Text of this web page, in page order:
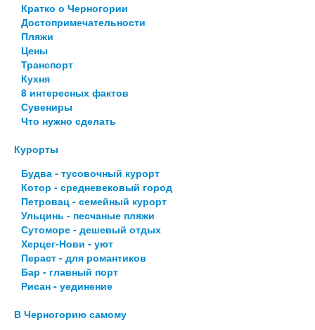
Кратко о Черногории
Достопримечательности
Пляжи
Цены
Транспорт
Кухня
8 интересных фактов
Сувениры
Что нужно сделать
Курорты
Будва - тусовочный курорт
Котор - средневековый город
Петровац - семейный курорт
Ульцинь - песчаные пляжи
Сутоморе - дешевый отдых
Херцег-Нови - уют
Пераст - для романтиков
Бар - главный порт
Рисан - уединение
В Черногорию самому